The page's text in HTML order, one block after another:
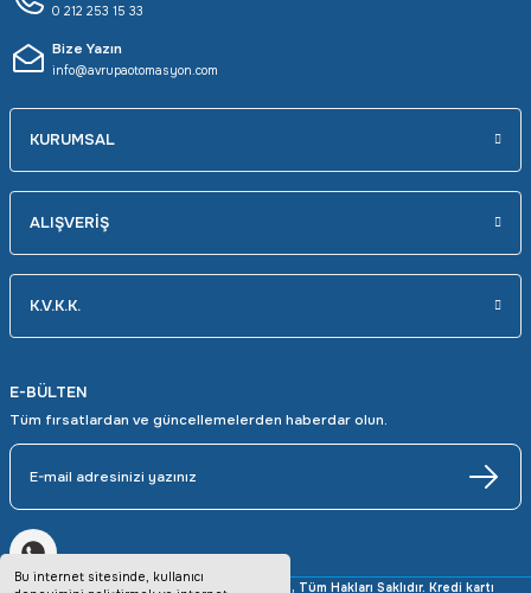
Bu internet sitesinde, kullanıcı
0 212 253 15 33
Bize Yazın
info@avrupaotomasyon.com
KURUMSAL
ALIŞVERİŞ
K.V.K.K.
E-BÜLTEN
Tüm fırsatlardan ve güncellemelerden haberdar olun.
Copyright © 2025 avrupaotomasyon.com, Tüm Hakları Saklıdır. Kredi kartı